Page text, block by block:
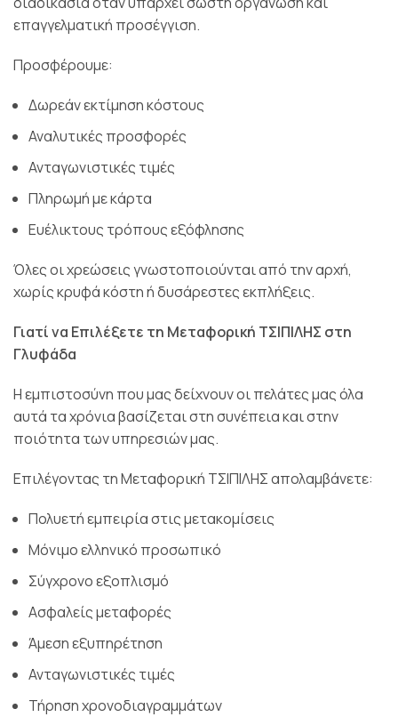
επαγγελματική προσέγγιση.
Προσφέρουμε:
Δωρεάν εκτίμηση κόστους
Αναλυτικές προσφορές
Ανταγωνιστικές τιμές
Πληρωμή με κάρτα
Ευέλικτους τρόπους εξόφλησης
Όλες οι χρεώσεις γνωστοποιούνται από την αρχή,
χωρίς κρυφά κόστη ή δυσάρεστες εκπλήξεις.
Γιατί να Επιλέξετε τη Μεταφορική ΤΣΙΠΙΛΗΣ στη
Γλυφάδα
Η εμπιστοσύνη που μας δείχνουν οι πελάτες μας όλα
αυτά τα χρόνια βασίζεται στη συνέπεια και στην
ποιότητα των υπηρεσιών μας.
Επιλέγοντας τη Μεταφορική ΤΣΙΠΙΛΗΣαπολαμβάνετε:
Πολυετή εμπειρία στις μετακομίσεις
Μόνιμο ελληνικό προσωπικό
Σύγχρονο εξοπλισμό
Ασφαλείς μεταφορές
Άμεση εξυπηρέτηση
Ανταγωνιστικές τιμές
Τήρηση χρονοδιαγραμμάτων